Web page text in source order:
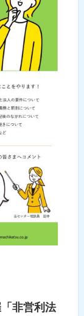
非営利法